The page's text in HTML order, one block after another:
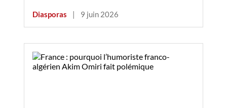
Diasporas | 9 juin 2026